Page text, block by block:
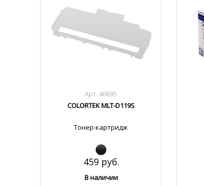
Арт. 40695
COLORTEK MLT-D119S
Тонер-картридж
459 руб.
В наличии